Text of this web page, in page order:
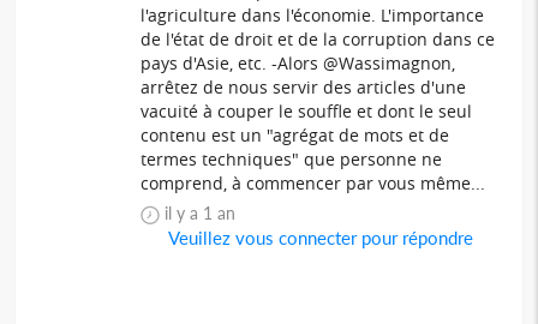
l'agriculture dans l'économie. L'importance
de l'état de droit et de la corruption dans ce
pays d'Asie, etc. -Alors @Wassimagnon,
arrêtez de nous servir des articles d'une
vacuité à couper le souffle et dont le seul
contenu est un "agrégat de mots et de
termes techniques" que personne ne
comprend, à commencer par vous même...
il y a 1 an
Veuillez vous connecter pour répondre